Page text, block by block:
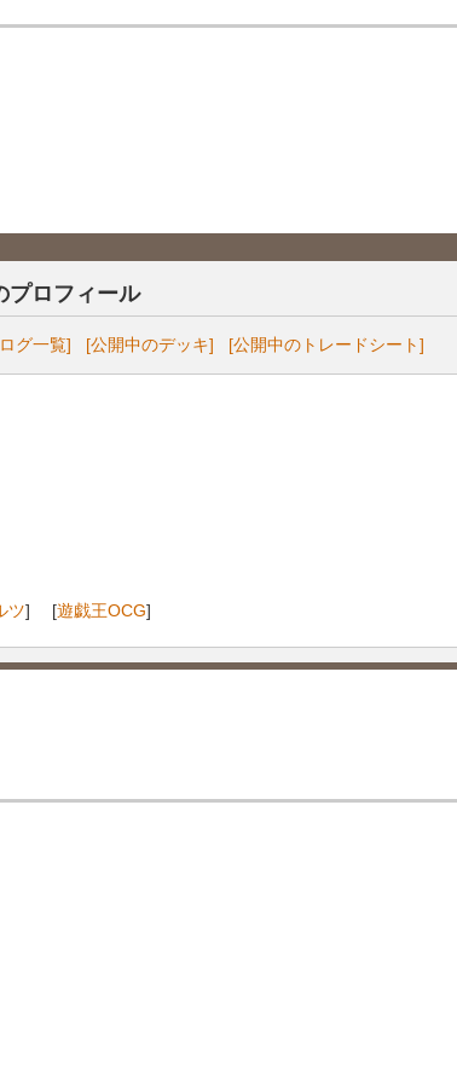
プロフィール
グ一覧] [公開中のデッキ] [公開中のトレードシート]
ツ] [遊戯王OCG]